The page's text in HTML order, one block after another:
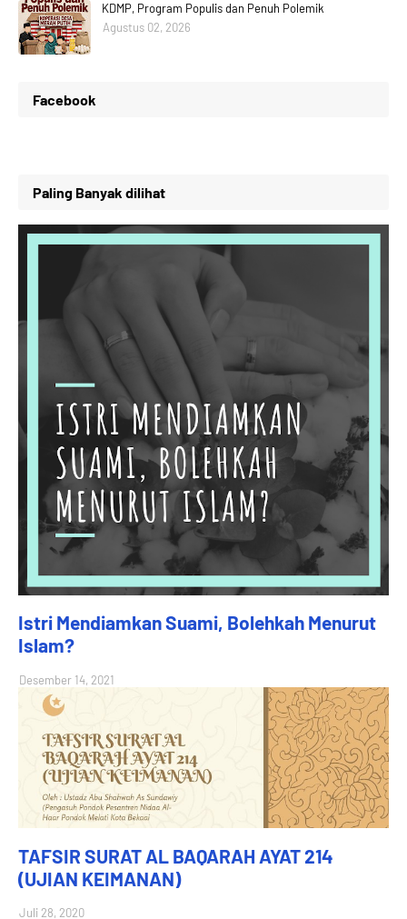
KDMP, Program Populis dan Penuh Polemik
Agustus 02, 2026
Facebook
Paling Banyak dilihat
Istri Mendiamkan Suami, Bolehkah Menurut
Islam?
Desember 14, 2021
TAFSIR SURAT AL BAQARAH AYAT 214
(UJIAN KEIMANAN)
Juli 28, 2020